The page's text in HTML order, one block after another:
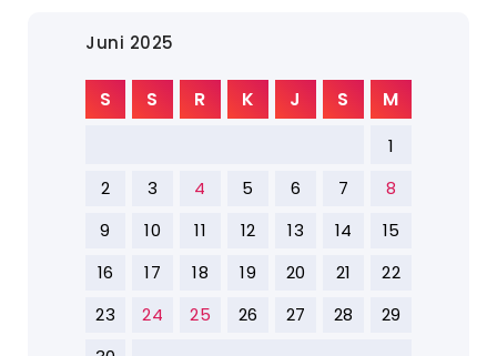
Juni 2025
S S R K J S M
1
2
3 4 5 6 7
8
9
10 11 12 13 14
15
16
17 18 19 20 21
22
23
24 25 26 27 28
29